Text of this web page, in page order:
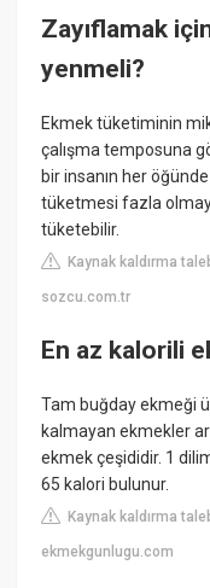
Zayıflamak
yenmeli?
Ekmek tüketiminin
çalışma temposuna
bir insanın her
tüketmesi fazla
tüketebilir.
Kaynak kaldırma
sozcu.com.tr
En az kalorili
Tam buğday ekmeği
kalmayan ekmekler
ekmek çeşididir. 1
65 kalori bulunur.
Kaynak kaldırma
ekmekgunlugu.com